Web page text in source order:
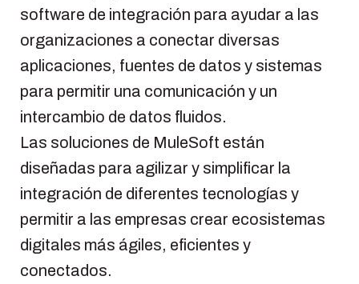
software de integración para ayudar a las
organizaciones a conectar diversas
aplicaciones, fuentes de datos y sistemas
para permitir una comunicación y un
intercambio de datos fluidos.
Las soluciones de MuleSoft están
diseñadas para agilizar y simplificar la
integración de diferentes tecnologías y
permitir a las empresas crear ecosistemas
digitales más ágiles, eficientes y
conectados.